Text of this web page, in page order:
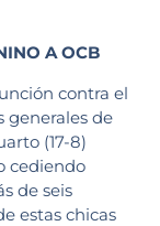
A OCB
contra el
generales de
(17-8)
cediendo
de seis
estas chicas